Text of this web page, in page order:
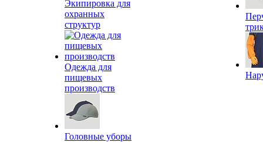
Экипировка для
охранных
структур
Одежда для
пищевых
производств
Головные уборы